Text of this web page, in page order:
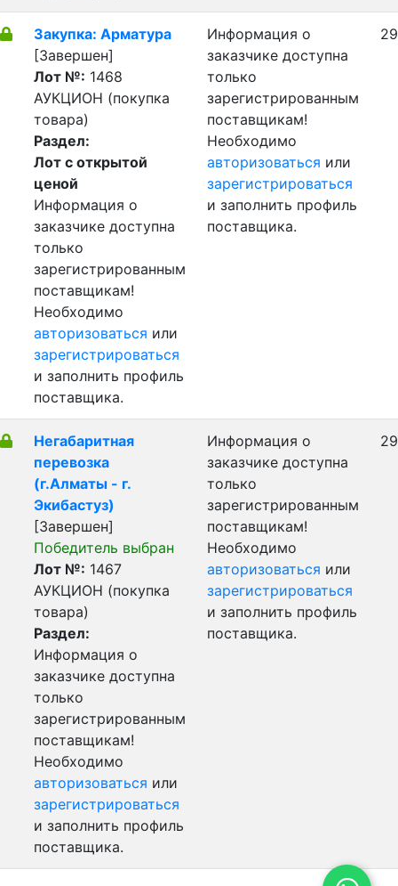
Закупка: Арматура
[Завершен]
Лот №: 1468
АУКЦИОН (покупка
товара)
Раздел:
Лот с открытой
ценой
Информация о
заказчике доступна
только
зарегистрированным
поставщикам!
Необходимо
авторизоваться или
зарегистрироваться
и заполнить профиль
поставщика.
Информация о
заказчике доступна
только
зарегистрированным
поставщикам!
Необходимо
авторизоваться или
зарегистрироваться
и заполнить профиль
поставщика.
Негабаритная
перевозка
(г.Алматы - г.
Экибастуз)
[Завершен]
Победитель выбран
Лот №: 1467
АУКЦИОН (покупка
товара)
Раздел:
Информация о
заказчике доступна
только
зарегистрированным
поставщикам!
Необходимо
авторизоваться или
зарегистрироваться
и заполнить профиль
поставщика.
Информация о
заказчике доступна
только
зарегистрированным
поставщикам!
Необходимо
авторизоваться или
зарегистрироваться
и заполнить профиль
поставщика.